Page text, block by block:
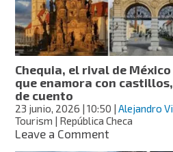
es
nombrado
Mejor
Destino
2026
por
Condé
Nast
Traveler
Chequia, el rival de
que enamora con
de cuento
23 junio, 2026 | 10:50 |Alejandro
Tourism | República Checa
Leave a Commenton